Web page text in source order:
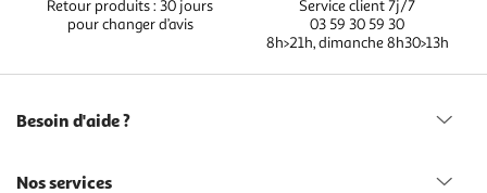
Retour produits : 30 jours
pour changer d’avis
Service client 7j/7
03 59 30 59 30
8h>21h, dimanche 8h30>13h
Besoin d'aide ?
Nos services